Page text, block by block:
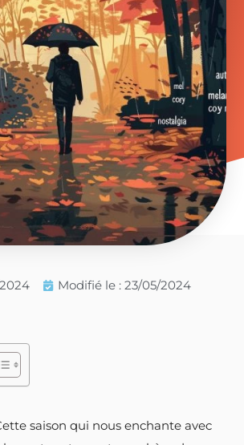
Modifié le : 23/05/2024
saison qui nous enchante avec